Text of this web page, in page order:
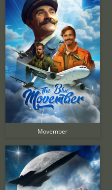
Movember